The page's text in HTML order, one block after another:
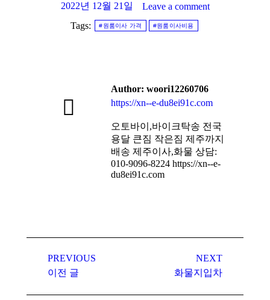
2022년 12월 21일
Leave a comment
Tags:
#원룸이사 가격 #원룸이사비용
Author: woori12260706
https://xn--e-du8ei91c.com
오토바이,바이크탁송 전국
용달 큰짐 작은짐 제주까지
배송 제주이사,화물 상담:
010-9096-8224 https://xn--e-
du8ei91c.com
navigation
PREVIOUS
Previous
이전 글
NEXT
화물지입차